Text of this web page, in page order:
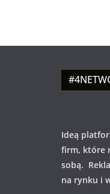
Ideą
firm, które
sobą.
na rynku i